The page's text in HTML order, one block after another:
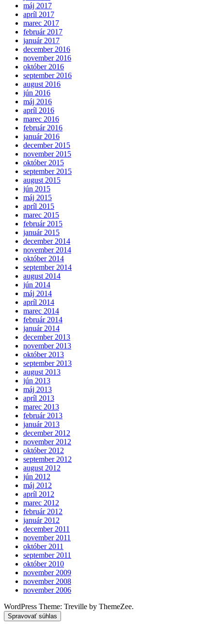
máj 2017
apríl 2017
marec 2017
február 2017
január 2017
december 2016
november 2016
október 2016
september 2016
august 2016
jún 2016
máj 2016
apríl 2016
marec 2016
február 2016
január 2016
december 2015
november 2015
október 2015
september 2015
august 2015
jún 2015
máj 2015
apríl 2015
marec 2015
február 2015
január 2015
december 2014
november 2014
október 2014
september 2014
august 2014
jún 2014
máj 2014
apríl 2014
marec 2014
február 2014
január 2014
december 2013
november 2013
október 2013
september 2013
august 2013
jún 2013
máj 2013
apríl 2013
marec 2013
február 2013
január 2013
december 2012
november 2012
október 2012
september 2012
august 2012
jún 2012
máj 2012
apríl 2012
marec 2012
február 2012
január 2012
december 2011
november 2011
október 2011
september 2011
október 2010
november 2009
november 2008
november 2006
WordPress Theme: Treville by ThemeZee.
Spravovať súhlas